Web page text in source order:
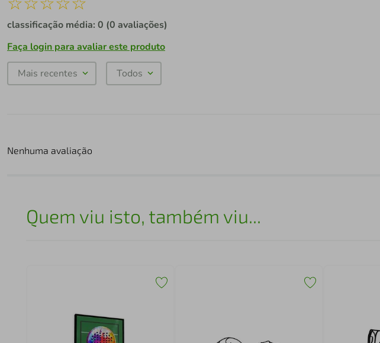
classificação média: 0 (0 avaliações)
Faça login para avaliar este produto
Mais recentes Todos
Nenhuma avaliação
Quem viu isto, também viu...